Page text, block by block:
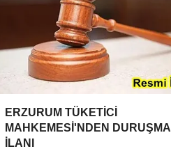
ERZURUM TÜKETİCİ
MAHKEMESİ'NDEN DURUŞMA
İLANI